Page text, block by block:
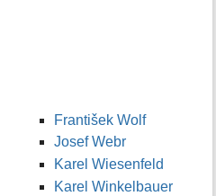
František Wolf
Josef Webr
Karel Wiesenfeld
Karel Winkelbauer